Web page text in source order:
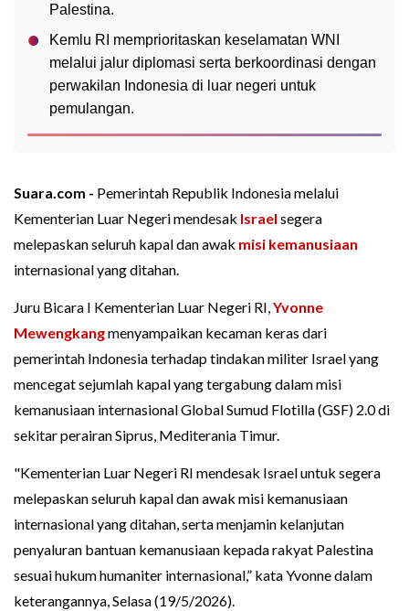
Palestina.
Kemlu RI memprioritaskan keselamatan WNI
melalui jalur diplomasi serta berkoordinasi dengan
perwakilan Indonesia di luar negeri untuk
pemulangan.
Suara.com - Pemerintah Republik Indonesia melalui
Kementerian Luar Negeri mendesak Israel segera
melepaskan seluruh kapal dan awak misi kemanusiaan
internasional yang ditahan.
Juru Bicara I Kementerian Luar Negeri RI,Yvonne
Mewengkangmenyampaikan kecaman keras dari
pemerintah Indonesia terhadap tindakan militer Israel yang
mencegat sejumlah kapal yang tergabung dalam misi
kemanusiaan internasional Global Sumud Flotilla (GSF) 2.0 di
sekitar perairan Siprus, Mediterania Timur.
"Kementerian Luar Negeri RI mendesak Israel untuk segera
melepaskan seluruh kapal dan awak misi kemanusiaan
internasional yang ditahan, serta menjamin kelanjutan
penyaluran bantuan kemanusiaan kepada rakyat Palestina
sesuai hukum humaniter internasional,” kata Yvonne dalam
keterangannya, Selasa (19/5/2026).